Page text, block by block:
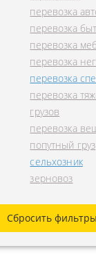
перевозка
перевозка
перевозка
перевозка
перевозка
перевозка
грузов
перевозка
попутный груз
сельхозник
зерновоз
Сбросить фильтры